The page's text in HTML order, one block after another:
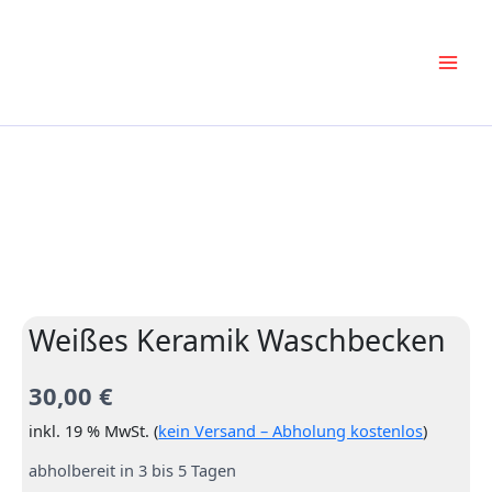
Weißes Keramik Waschbecken
30,00€
inkl. 19 % MwSt. (kein Versand – Abholung kostenlos)
abholbereit in 3 bis 5 Tagen